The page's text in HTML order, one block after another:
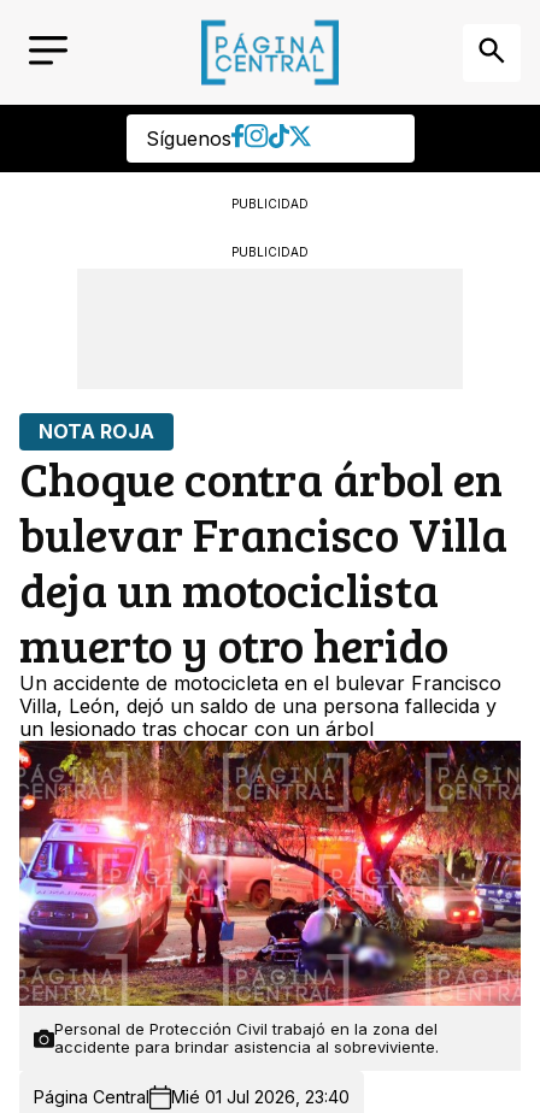
Síguenos
PUBLICIDAD
PUBLICIDAD
NOTA ROJA
Choque contra árbol en
bulevar Francisco Villa
deja un motociclista
muerto y otro herido
Un accidente de motocicleta en el bulevar Francisco
Villa, León, dejó un saldo de una persona fallecida y
un lesionado tras chocar con un árbol
Personal de Protección Civil trabajó en la zona del
accidente para brindar asistencia al sobreviviente.
Página Central Mié 01 Jul 2026, 23:40